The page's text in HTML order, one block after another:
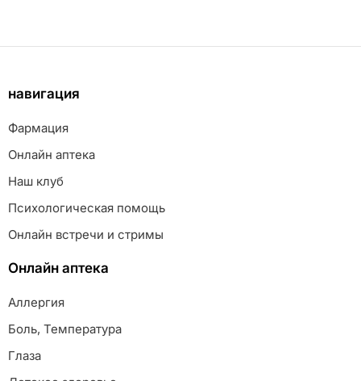
навигация
Фармация
Онлайн аптека
Наш клуб
Психологическая помощь
Онлайн встречи и стримы
Онлайн аптека
Аллергия
Боль, Температура
Глаза